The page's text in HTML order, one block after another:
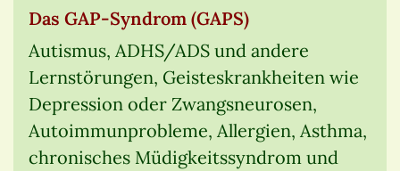
Das GAP-Syndrom (GAPS)
Autismus, ADHS/ADS und andere
Lernstörungen, Geisteskrankheiten wie
Depression oder Zwangsneurosen,
Autoimmunprobleme, Allergien, Asthma,
chronisches Müdigkeitssyndrom und